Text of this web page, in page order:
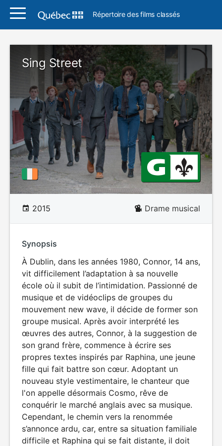
Répertoire des films classés
Sing Street
2015 Drame musical
Synopsis
À Dublin, dans les années 1980, Connor, 14 ans,
vit difficilement l’adaptation à sa nouvelle
école où il subit de l’intimidation. Passionné de
musique et de vidéoclips de groupes du
mouvement new wave, il décide de former son
groupe musical. Après avoir interprété les
œuvres des autres, Connor, à la suggestion de
son grand frère, commence à écrire ses
propres textes inspirés par Raphina, une jeune
fille qui fait battre son cœur. Adoptant un
nouveau style vestimentaire, le chanteur que
l'on appelle désormais Cosmo, rêve de
conquérir le marché anglais avec sa musique.
Cependant, le chemin vers la renommée
s’annonce ardu, car, entre sa situation familiale
difficile et Raphina qui se fait distante, il doit